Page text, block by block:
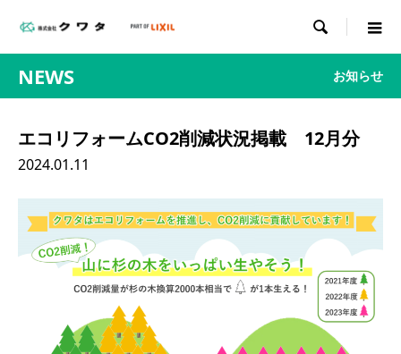

NEWS お知らせ
エコリフォームCO2削減状況掲載 12月分
2024.01.11